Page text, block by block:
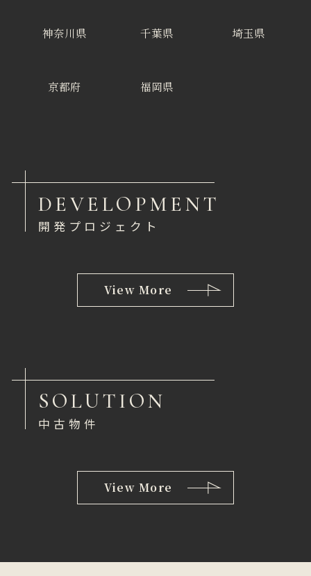
神奈川県 千葉県 埼玉県
京都府 福岡県
DEVELOPMENT
開発プロジェクト
View More
SOLUTION
中古物件
View More